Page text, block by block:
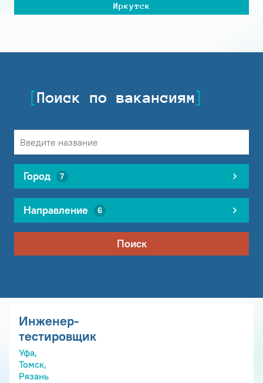
Иркутск
Поиск по вакансиям
Город 7
Направление 6
Поиск
Инженер-
тестировщик
Уфа,
Томск,
Рязань